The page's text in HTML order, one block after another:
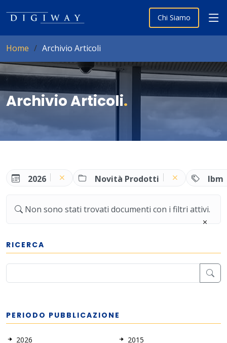
Chi Siamo
Home Archivio Articoli
Archivio Articoli.
2026 Novità Prodotti Ibm
Non sono stati trovati documenti con i filtri attivi.
RICERCA
PERIODO PUBBLICAZIONE
2026
2015